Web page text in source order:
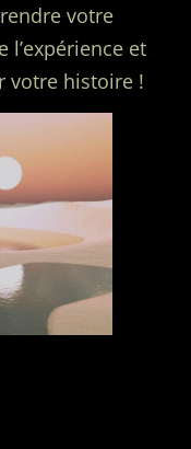
votre
l’expérience et
votre histoire !